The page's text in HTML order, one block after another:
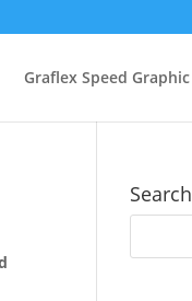
Graflex Speed Graphic
Search